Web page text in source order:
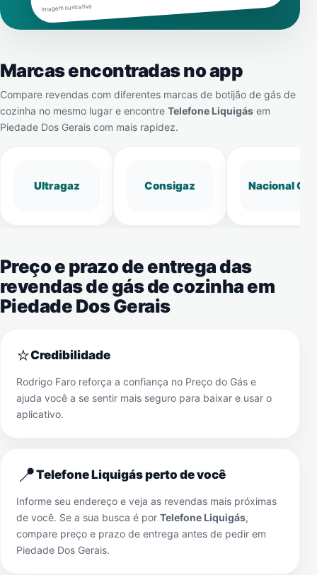
Imagem ilustrativa
Marcas encontradas no app
Compare revendas com diferentes marcas de botijão de gás de
cozinha no mesmo lugar e encontre Telefone Liquigás em
Piedade Dos Gerais com mais rapidez.
Ultragaz Consigaz Nacional Gás
Preço e prazo de entrega das
revendas de gás de cozinha em
Piedade Dos Gerais
⭐Credibilidade
Rodrigo Faro reforça a confiança no Preço do Gás e
ajuda você a se sentir mais seguro para baixar e usar o
aplicativo.
📍Telefone Liquigás perto de você
Informe seu endereço e veja as revendas mais próximas
de você. Se a sua busca é por Telefone Liquigás,
compare preço e prazo de entrega antes de pedir em
Piedade Dos Gerais.